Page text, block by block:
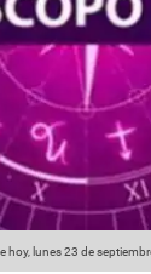
hoy, lunes 23 de